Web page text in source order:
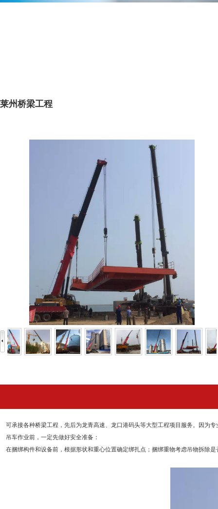
莱州桥梁工程
可承接各种桥梁工程，先后为龙青高速、龙口港码头等大型工程项目服务。因为
吊车作业前，一定先做好安全准备：
在捆绑构件和设备前，根据形状和重心位置确定绑扎点；捆绑重物考虑吊物拆除